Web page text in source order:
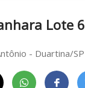
Lote 6
- Duartina/SP